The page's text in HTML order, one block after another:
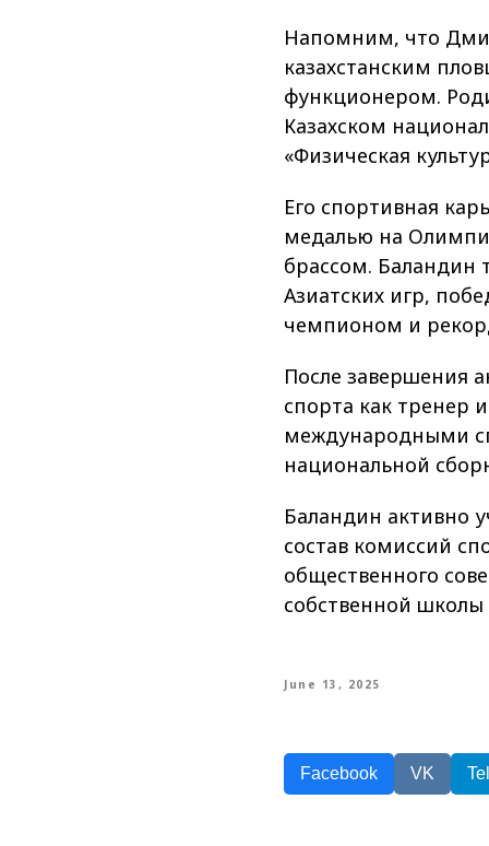
Напомним, что
казахстанским
функционером.
Казахском
«Физическая
Его спортивная
медалью на
брассом. Баландин
Азиатских игр,
чемпионом и
После завершения
спорта как тренер
международными
национальной
Баландин активно
состав комиссий
общественного
собственной
June 13, 2025
Facebook VK